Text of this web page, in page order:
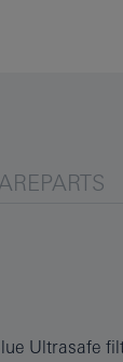
Ultrasafe